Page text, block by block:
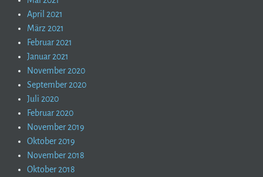
April 2021
März 2021
Februar 2021
Januar 2021
November 2020
September 2020
Juli 2020
Februar 2020
November 2019
Oktober 2019
November 2018
Oktober 2018